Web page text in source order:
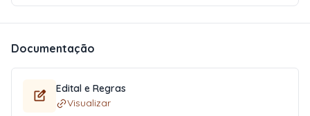
Documentação
Edital e Regras
Visualizar